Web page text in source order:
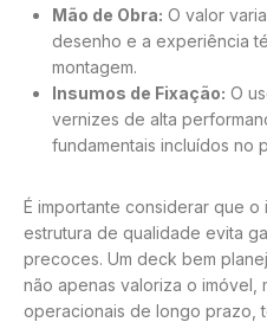
Mão de Obra: O valor
desenho e a experiência
montagem.
Insumos de Fixação: O
vernizes de alta
fundamentais incluídos no
É importante considerar que o
estrutura de qualidade evita
precoces. Um deck bem
não apenas valoriza o imóvel,
operacionais de longo prazo,